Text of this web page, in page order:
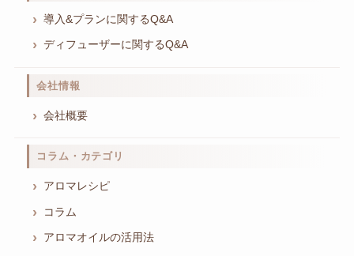
導入&プランに関するQ&A
ディフューザーに関するQ&A
会社情報
会社概要
コラム・カテゴリ
アロマレシピ
コラム
アロマオイルの活用法